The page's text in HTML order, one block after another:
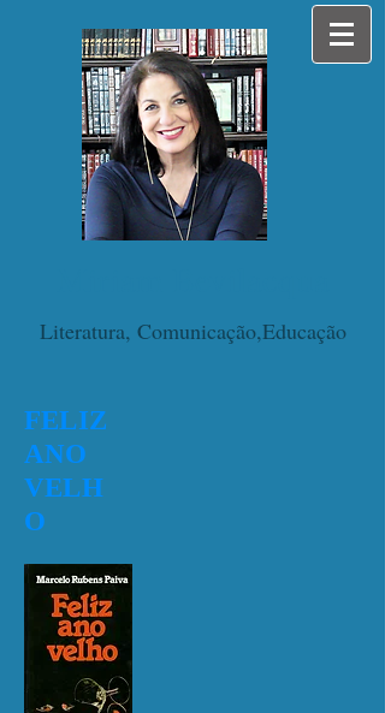
Literatura, Comunicação,Educação
FELIZ
ANO
VELH
O